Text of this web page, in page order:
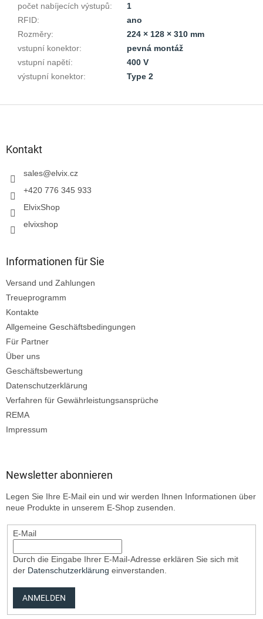
počet nabíjecích výstupů:
1
RFID:
ano
Rozměry:
224 × 128 × 310 mm
vstupní konektor:
pevná montáž
vstupní napětí:
400 V
výstupní konektor: Type 2
Kontakt
sales@elvix.cz
+420 776 345 933
ElvixShop
elvixshop
Informationen für Sie
Versand und Zahlungen
Treueprogramm
Kontakte
Allgemeine Geschäftsbedingungen
Für Partner
Über uns
Geschäftsbewertung
Datenschutzerklärung
Verfahren für Gewährleistungsansprüche
REMA
Impressum
Newsletter abonnieren
Legen Sie Ihre E-Mail ein und wir werden Ihnen Informationen über
neue Produkte in unserem E-Shop zusenden.
E-Mail
Durch die Eingabe Ihrer E-Mail-Adresse erklären Sie sich mit
der Datenschutzerklärung einverstanden.
ANMELDEN